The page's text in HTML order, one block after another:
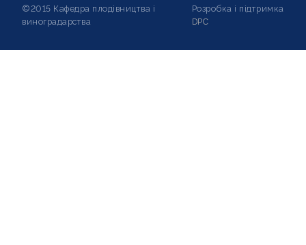
©2015 Кафедра плодівництва і
виноградарства
Розробка і підтримка
DPC